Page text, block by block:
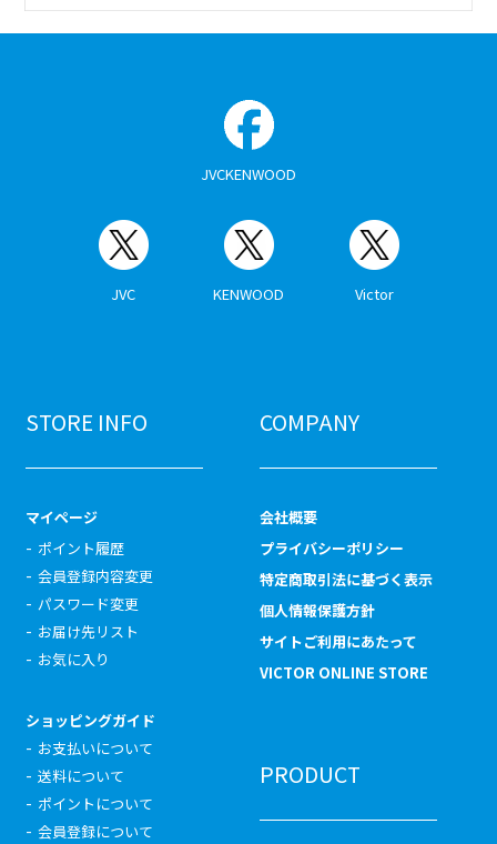
JVCKENWOOD
JVC KENWOOD Victor
STORE INFO
マイページ
ポイント履歴
会員登録内容変更
パスワード変更
お届け先リスト
お気に入り
ショッピングガイド
お支払いについて
送料について
ポイントについて
会員登録について
COMPANY
会社概要
プライバシーポリシー
特定商取引法に基づく表示
個人情報保護方針
サイトご利用にあたって
VICTOR ONLINE STORE
PRODUCT